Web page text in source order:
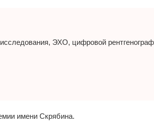
ЭХО, цифровой
имени Скрябина.